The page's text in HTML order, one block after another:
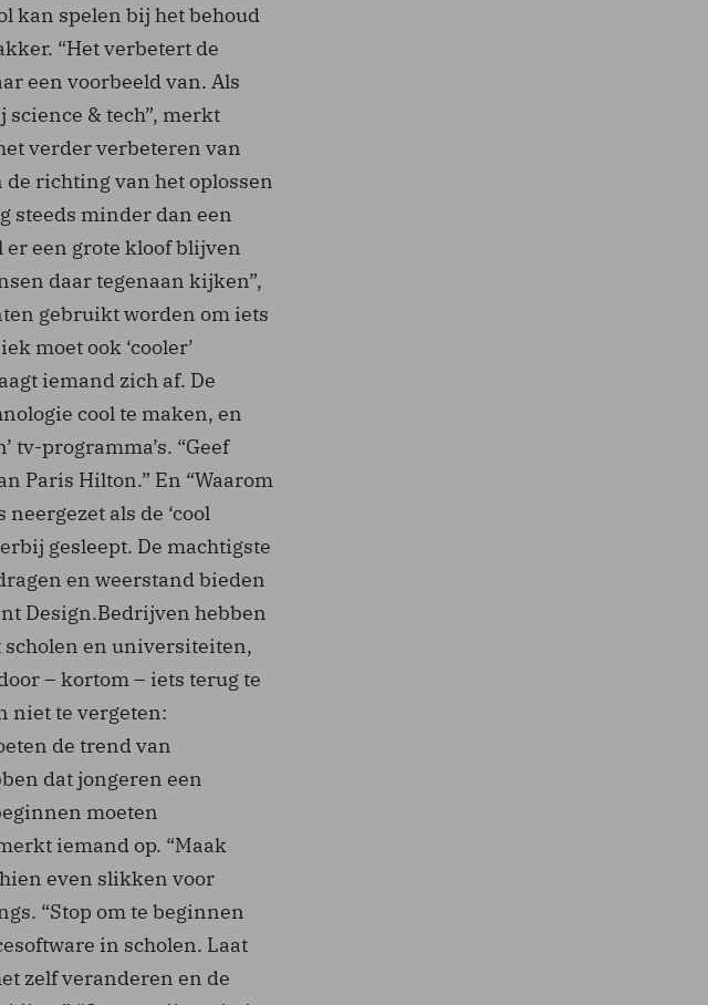
kan spelen bij het behoud
“Het verbetert de
een voorbeeld van. Als
& tech”, merkt
verder verbeteren van
richting van het oplossen
steeds minder dan een
een grote kloof blijven
daar tegenaan kijken”,
gebruikt worden om iets
moet ook ‘cooler’
iemand zich af. De
cool te maken, en
tv-programma’s. “Geef
Paris Hilton.” En “Waarom
als de ‘cool
gesleept. De machtigste
en weerstand bieden
Design.Bedrijven hebben
scholen en universiteiten,
– kortom – iets terug te
niet te vergeten:
de trend van
dat jongeren een
moeten
iemand op. “Maak
even slikken voor
“Stop om te beginnen
in scholen. Laat
zelf veranderen en de